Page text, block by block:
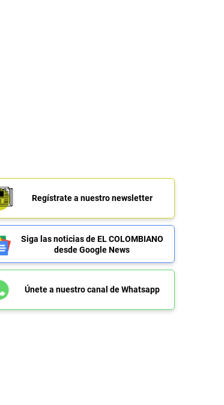
Regístrate a nuestro newsletter
Siga las noticias de EL COLOMBIANO
desde Google News
Únete a nuestro canal de Whatsapp